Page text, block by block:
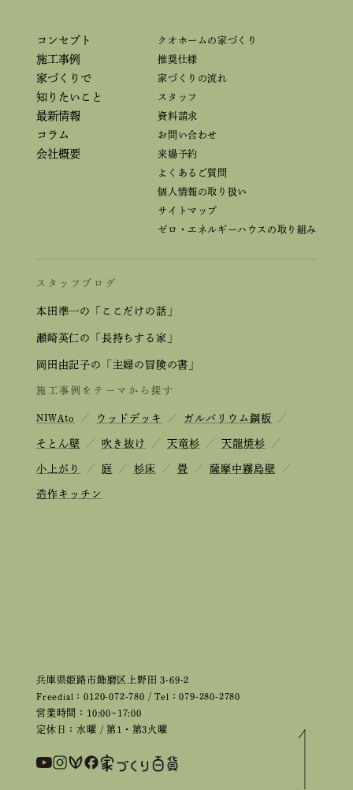
兵庫県姫路市飾磨区上野田 3-69-2
Freedial：0120-072-780 / Tel：079-280-2780
営業時間：10:00~17:00
定休日：水曜 / 第1・第3火曜
コンセプト
施工事例
家づくりで
知りたいこと
最新情報
コラム
会社概要
クオホームの家づくり
推奨仕様
家づくりの流れ
スタッフ
資料請求
お問い合わせ
来場予約
よくあるご質問
個人情報の取り扱い
サイトマップ
ゼロ・エネルギーハウスの取り組み
スタッフブログ
本田準一の「ここだけの話」
瀬崎英仁の「長持ちする家」
岡田由記子の「主婦の冒険の書」
施工事例をテーマから探す
NIWAto ／ ウッドデッキ ／ ガルバリウム鋼板 ／
そとん壁 ／ 吹き抜け ／ 天竜杉 ／ 天龍焼杉 ／
小上がり ／ 庭 ／ 杉床 ／ 畳 ／ 薩摩中霧島壁 ／
造作キッチン